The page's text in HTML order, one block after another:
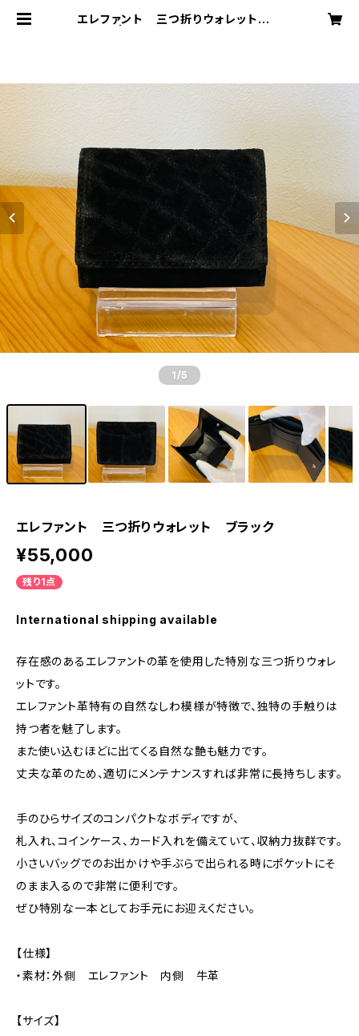
エレファント 三つ折りウォレット ブ
1 /5
エレファント 三つ折りウォレット ブラック
¥55,000
残り1点
International shipping available
存在感のあるエレファントの革を使用した特別な三つ折りウォレ
ットです。
エレファント革特有の自然なしわ模様が特徴で、独特の手触りは
持つ者を魅了します。
また使い込むほどに出てくる自然な艶も魅力です。
丈夫な革のため、適切にメンテナンスすれば非常に長持ちします。
手のひらサイズのコンパクトなボディですが、
札入れ、コインケース、カード入れを備えていて、収納力抜群です。
小さいバッグでのお出かけや手ぶらで出られる時にポケットにそ
のまま入るので非常に便利です。
ぜひ特別な一本としてお手元にお迎えください。
【仕様】
・素材：外側 エレファント 内側 牛革
【サイズ】